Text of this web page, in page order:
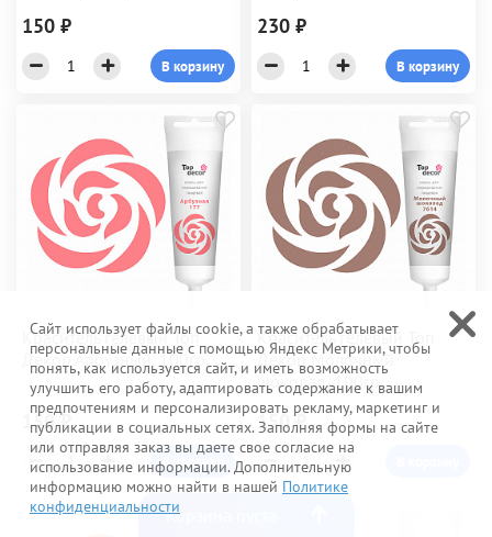
Корзина пуста
150 ₽
В корзину
230 ₽
В корзину
Краситель гелевый Топ
Декор Арбузный, 100гр.
150 ₽
В корзину
Краситель гелевый Топ
Декор Молочный
шоколад, 100гр.
150 ₽
Сайт использует файлы cookie, а также обрабатывает
персональные данные с помощью Яндекс Метрики, чтобы
понять, как используется сайт, и иметь возможность
улучшить его работу, адаптировать содержание к вашим
предпочтениям и персонализировать рекламу, маркетинг и
публикации в социальных сетях. Заполняя формы на сайте
или отправляя заказ вы даете свое согласие на
использование информации. Дополнительную
информацию можно найти в нашей Политике
конфиденциальности